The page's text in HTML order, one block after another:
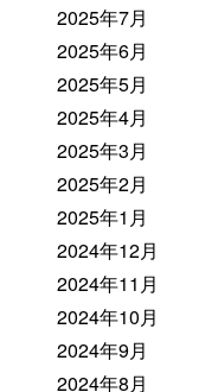
2025年7月
2025年6月
2025年5月
2025年4月
2025年3月
2025年2月
2025年1月
2024年12月
2024年11月
2024年10月
2024年9月
2024年8月